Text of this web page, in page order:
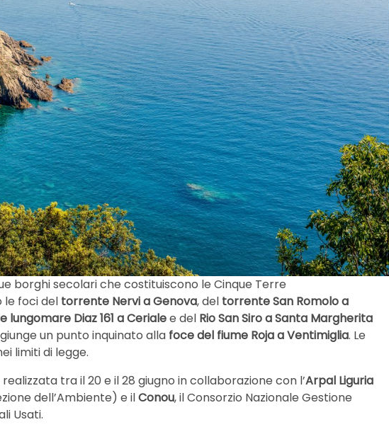
borghi secolari che costituiscono le Cinque Terre
le foci del torrente Nervi a Genova, del torrente San Romolo a
lungomare Diaz 161 a Cerialee del Rio San Siro a Santa Margherita
un punto inquinato alla foce del fiume Roja a Ventimiglia. Le
limiti di legge.
tra il 20 e il 28 giugno in collaborazione con l’Arpal Liguria
dell’Ambiente) e ilConou, il Consorzio Nazionale Gestione
Usati.